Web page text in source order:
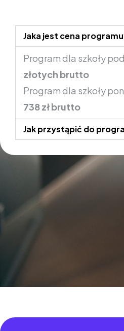
Jaka jest cena
Program dla szkoły
złotych brutto
Program dla szkoły
738 zł brutto
Jak przystąpić do